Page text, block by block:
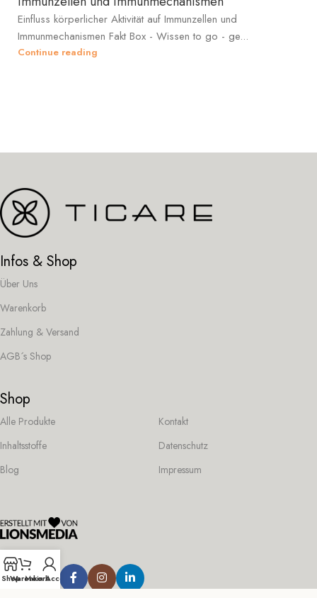
Einfluss körperlicher Aktivität auf Immunzellen und
Immunmechanismen Fakt Box - Wissen to go - ge...
Continue reading
Infos & Shop
Über Uns
Warenkorb
Zahlung & Versand
AGB´s Shop
Shop
Alle Produkte
Inhaltsstoffe
Blog
Kontakt
Datenschutz
Impressum
Folge uns:
ShopWarenkorb
Mein Account